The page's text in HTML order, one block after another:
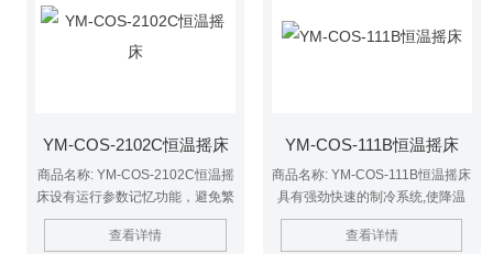
YM-COS-2102C恒温摇床
商品名称: YM-COS-2102C恒温摇
床设有运行参数记忆功能，避免繁
琐操作并密码锁定，杜绝人为误操
作。
查看详情
YM-COS-111B恒温摇床
商品名称: YM-COS-111B恒温摇床
具有强劲快速的制冷系统,使降温
要求瞬间实现并具有自动化霜功能
查看详情